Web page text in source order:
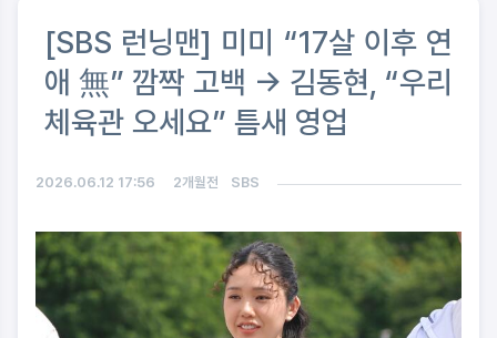
[SBS 런닝맨] 미미 “17살 이후 연
애 無” 깜짝 고백 -> 김동현, “우리
체육관 오세요” 틈새 영업
2026.06.12 17:56 2개월전 SBS